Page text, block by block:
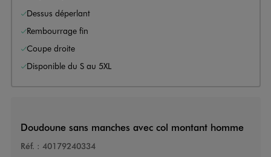
Dessus déperlant
Rembourrage fin
Coupe droite
Disponible du S au 5XL
Doudoune sans manches avec col montant homme
Réf. : 40179240334